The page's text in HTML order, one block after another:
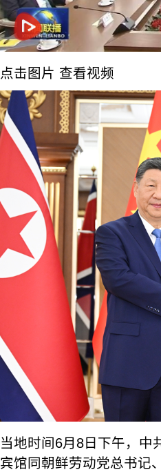
点击图片 查看视频
当地时间6月8日下午，中
宾馆同朝鲜劳动党总书记